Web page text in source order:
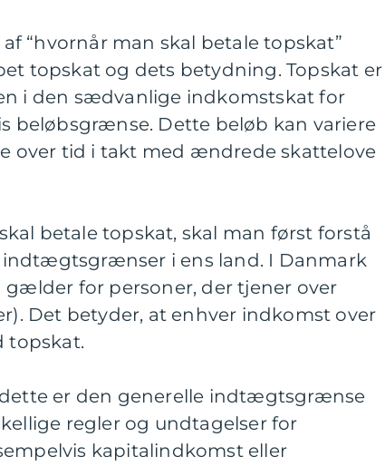
“hvornår man skal betale topskat”
topskat og dets betydning. Topskat er
i den sædvanlige indkomstskat for
beløbsgrænse. Dette beløb kan variere
over tid i takt med ændrede skattelove
betale topskat, skal man først forstå
i ens land. I Danmark
gælder for personer, der tjener over
Det betyder, at enhver indkomst over
topskat.
er den generelle indtægtsgrænse
regler og undtagelser for
kapitalindkomst eller